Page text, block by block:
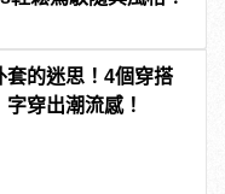
套的迷思！4個穿搭
穿出潮流感！